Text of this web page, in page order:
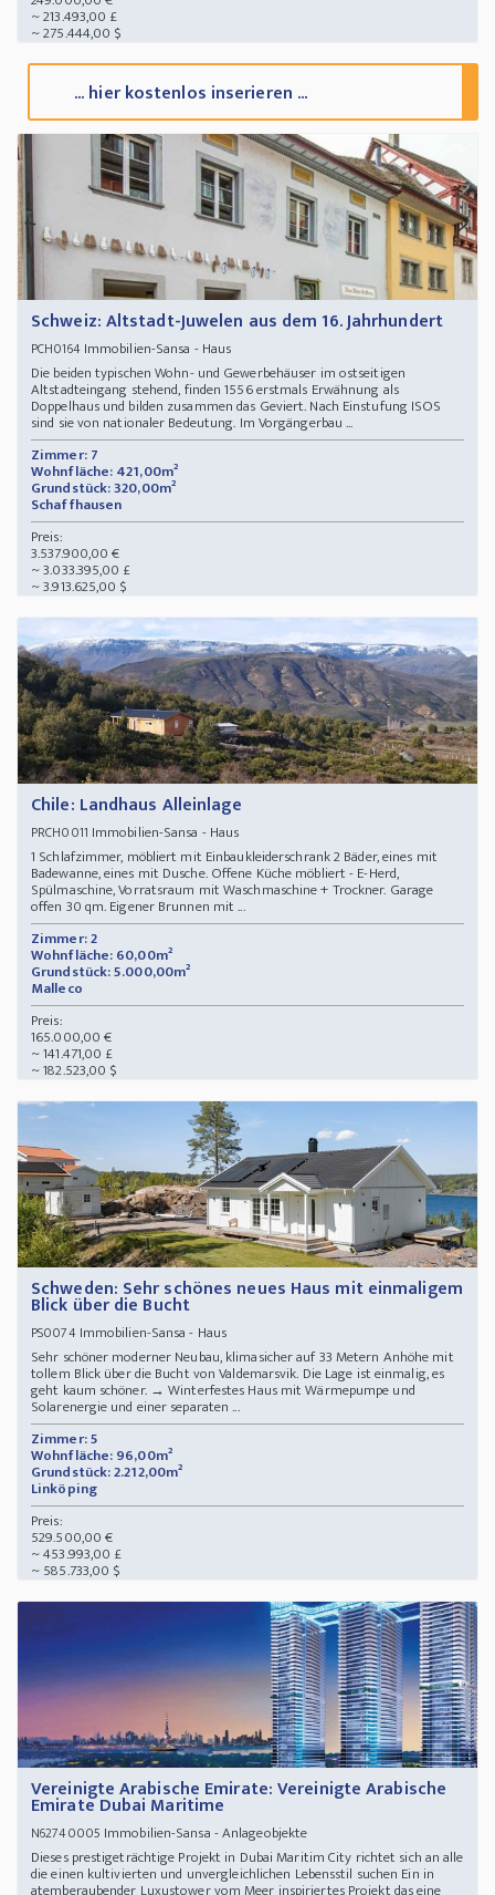
~ 213.493,00 £
~ 275.444,00 $
... hier kostenlos inserieren ...
Schweiz: Altstadt-Juwelen aus dem 16. Jahrhundert
PCH0164Immobilien-Sansa - Haus
Die beiden typischen Wohn- und Gewerbehäuser im ostseitigen
Altstadteingang stehend, finden 1556 erstmals Erwähnung als
Doppelhaus und bilden zusammen das Geviert. Nach Einstufung ISOS
sind sie von nationaler Bedeutung. Im Vorgängerbau ...
Zimmer: 7
Wohnfläche: 421,00m²
Grundstück: 320,00m²
Schaffhausen
Preis:
3.537.900,00 €
~ 3.033.395,00 £
~ 3.913.625,00 $
Chile: Landhaus Alleinlage
PRCH0011 Immobilien-Sansa - Haus
1 Schlafzimmer, möbliert mit Einbaukleiderschrank 2 Bäder, eines mit
Badewanne, eines mit Dusche. Offene Küche möbliert - E-Herd,
Spülmaschine, Vorratsraum mit Waschmaschine + Trockner. Garage
offen 30 qm. Eigener Brunnen mit ...
Zimmer: 2
Wohnfläche: 60,00m²
Grundstück: 5.000,00m²
Malleco
Preis:
165.000,00 €
~ 141.471,00 £
~ 182.523,00 $
Schweden: Sehr schönes neues Haus mit einmaligem
Blick über die Bucht
PS0074Immobilien-Sansa - Haus
Sehr schöner moderner Neubau, klimasicher auf 33 Metern Anhöhe mit
tollem Blick über die Bucht von Valdemarsvik. Die Lage ist einmalig, es
geht kaum schöner. → Winterfestes Haus mit Wärmepumpe und
Solarenergie und einer separaten ...
Zimmer: 5
Wohnfläche: 96,00m²
Grundstück: 2.212,00m²
Linköping
Preis:
529.500,00 €
~ 453.993,00 £
~ 585.733,00 $
Vereinigte Arabische Emirate: Vereinigte Arabische
Emirate Dubai Maritime
N62740005 Immobilien-Sansa - Anlageobjekte
Dieses prestigeträchtige Projekt in Dubai Maritim City richtet sich an alle
die einen kultivierten und unvergleichlichen Lebensstil suchen Ein in